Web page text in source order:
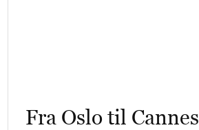
Fra Oslo til Cannes